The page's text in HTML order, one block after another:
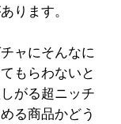
ります。
ャにそんなに
もらわないと
がる超ニッチ
る商品かどう